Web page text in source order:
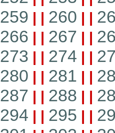
259 | | 260 | |
266 | | 267 | |
273 | | 274 | |
280 | | 281 | |
287 | | 288 | |
294 | | 295 | |